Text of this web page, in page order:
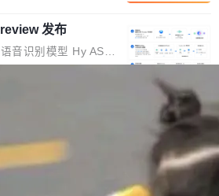
者使用代码智能体在
著"代码仓理解"瓶
以下简称" CodeBas
码道（CodeA...
"收到"。 他没有迁移
点，他使用此前登录
入了一条被程序员圈
高管理员权限、无
都是长上下文、M
人上瘾，但 GPU 显
的 Workers AI 团队
他们在官方博客上发
提升 41%，每 token
FP8 省的不仅是显
显...
发布
音识别模型 Hy ASR
大语言模型 Hy3 的
而是真正听懂。通过
把准确的文字直接给
化”演进为“理解语